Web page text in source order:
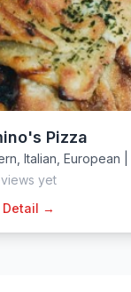
Pizza
Italian European
yet
Detail →